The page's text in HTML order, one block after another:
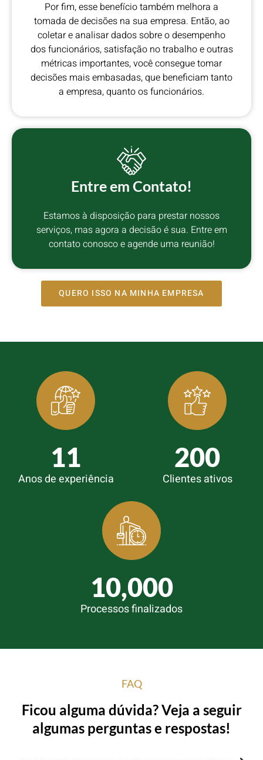
Por fim, esse benefício também melhora a
tomada de decisões na sua empresa. Então, ao
coletar e analisar dados sobre o desempenho
dos funcionários, satisfação no trabalho e outras
métricas importantes, você consegue tomar
decisões mais embasadas, que beneficiam tanto
a empresa, quanto os funcionários.
Entre em Contato!
Estamos à disposição para prestar nossos
serviços, mas agora a decisão é sua. Entre em
contato conosco e agende uma reunião!
QUERO ISSO NA MINHA EMPRESA
Anos de experiência
11
Clientes ativos
200
Processos finalizados
10,000
FAQ
Ficou alguma dúvida? Veja a seguir
algumas perguntas e respostas!